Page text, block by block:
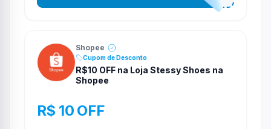
Shopee
Cupom de Desconto
R$10 OFF na Loja Stessy Shoes na
Shopee
R$ 10 OFF